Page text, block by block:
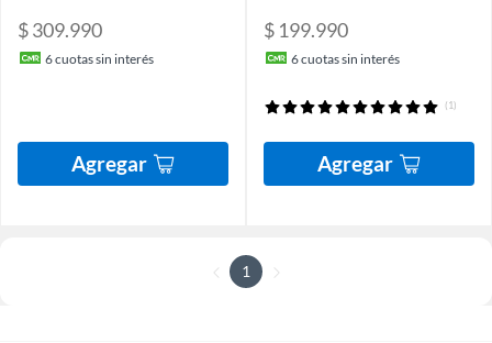
$ 309.990
6cuotas sin interés
Agregar
$ 199.990
6cuotas sin interés
(1)
Agregar
1